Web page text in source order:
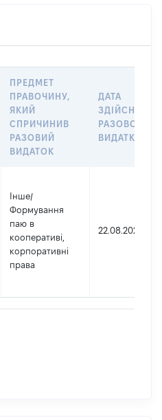
ПРЕДМЕТ
ПРАВОЧИНУ,
ЯКИЙ
СПРИЧИНИВ
РАЗОВИЙ
ВИДАТОК
ДАТА
ЗДІЙСНЕННЯ
РАЗОВОГО
ВИДАТКУ
Інше/
Формування
паю в
кооперативі,
корпоративні
права
22.08.2025